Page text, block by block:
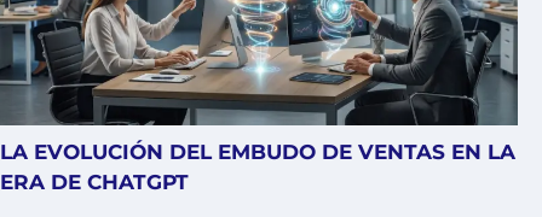
LA EVOLUCIÓN DEL EMBUDO DE VENTAS EN LA
ERA DE CHATGPT